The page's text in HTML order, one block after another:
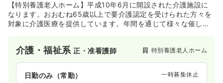
【特別養護老人ホーム】平成10年6月に開設された介護施設に
なります。おおむね65歳以上で要介護認定を受けられた方々を
対象に介護医療を提供しています。年間を通じて様々な催し物
介護・福祉系正・准看護師 特別養護老人ホーム
日勤のみ（常勤） 一時募集休止